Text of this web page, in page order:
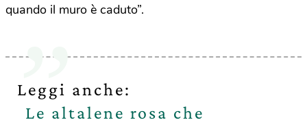
quando il muro è caduto”.
Leggi anche:
Le altalene rosa che